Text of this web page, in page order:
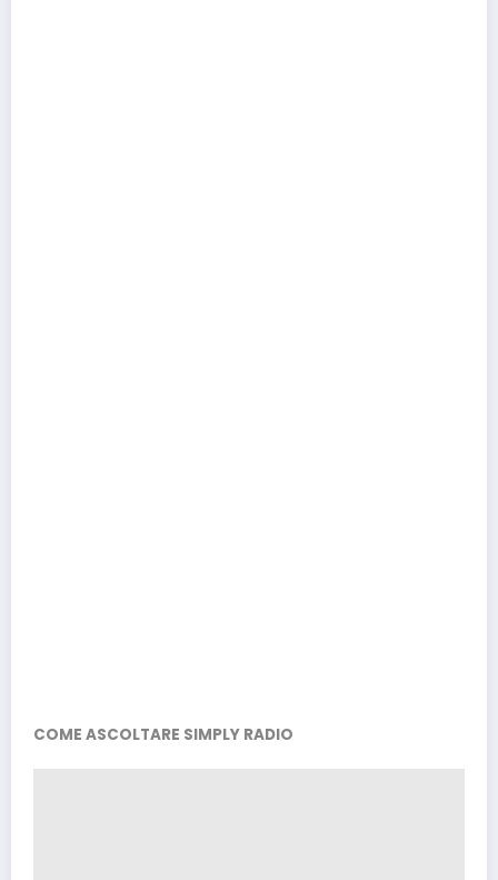
COME ASCOLTARE SIMPLY RADIO